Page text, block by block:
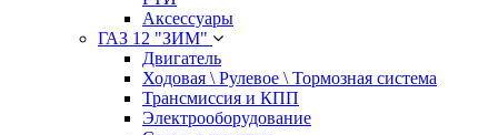
Аксессуары
ГАЗ 12 "ЗИМ"
Двигатель
Ходовая \ Рулевое \ Тормозная система
Трансмиссия и КПП
Электрооборудование